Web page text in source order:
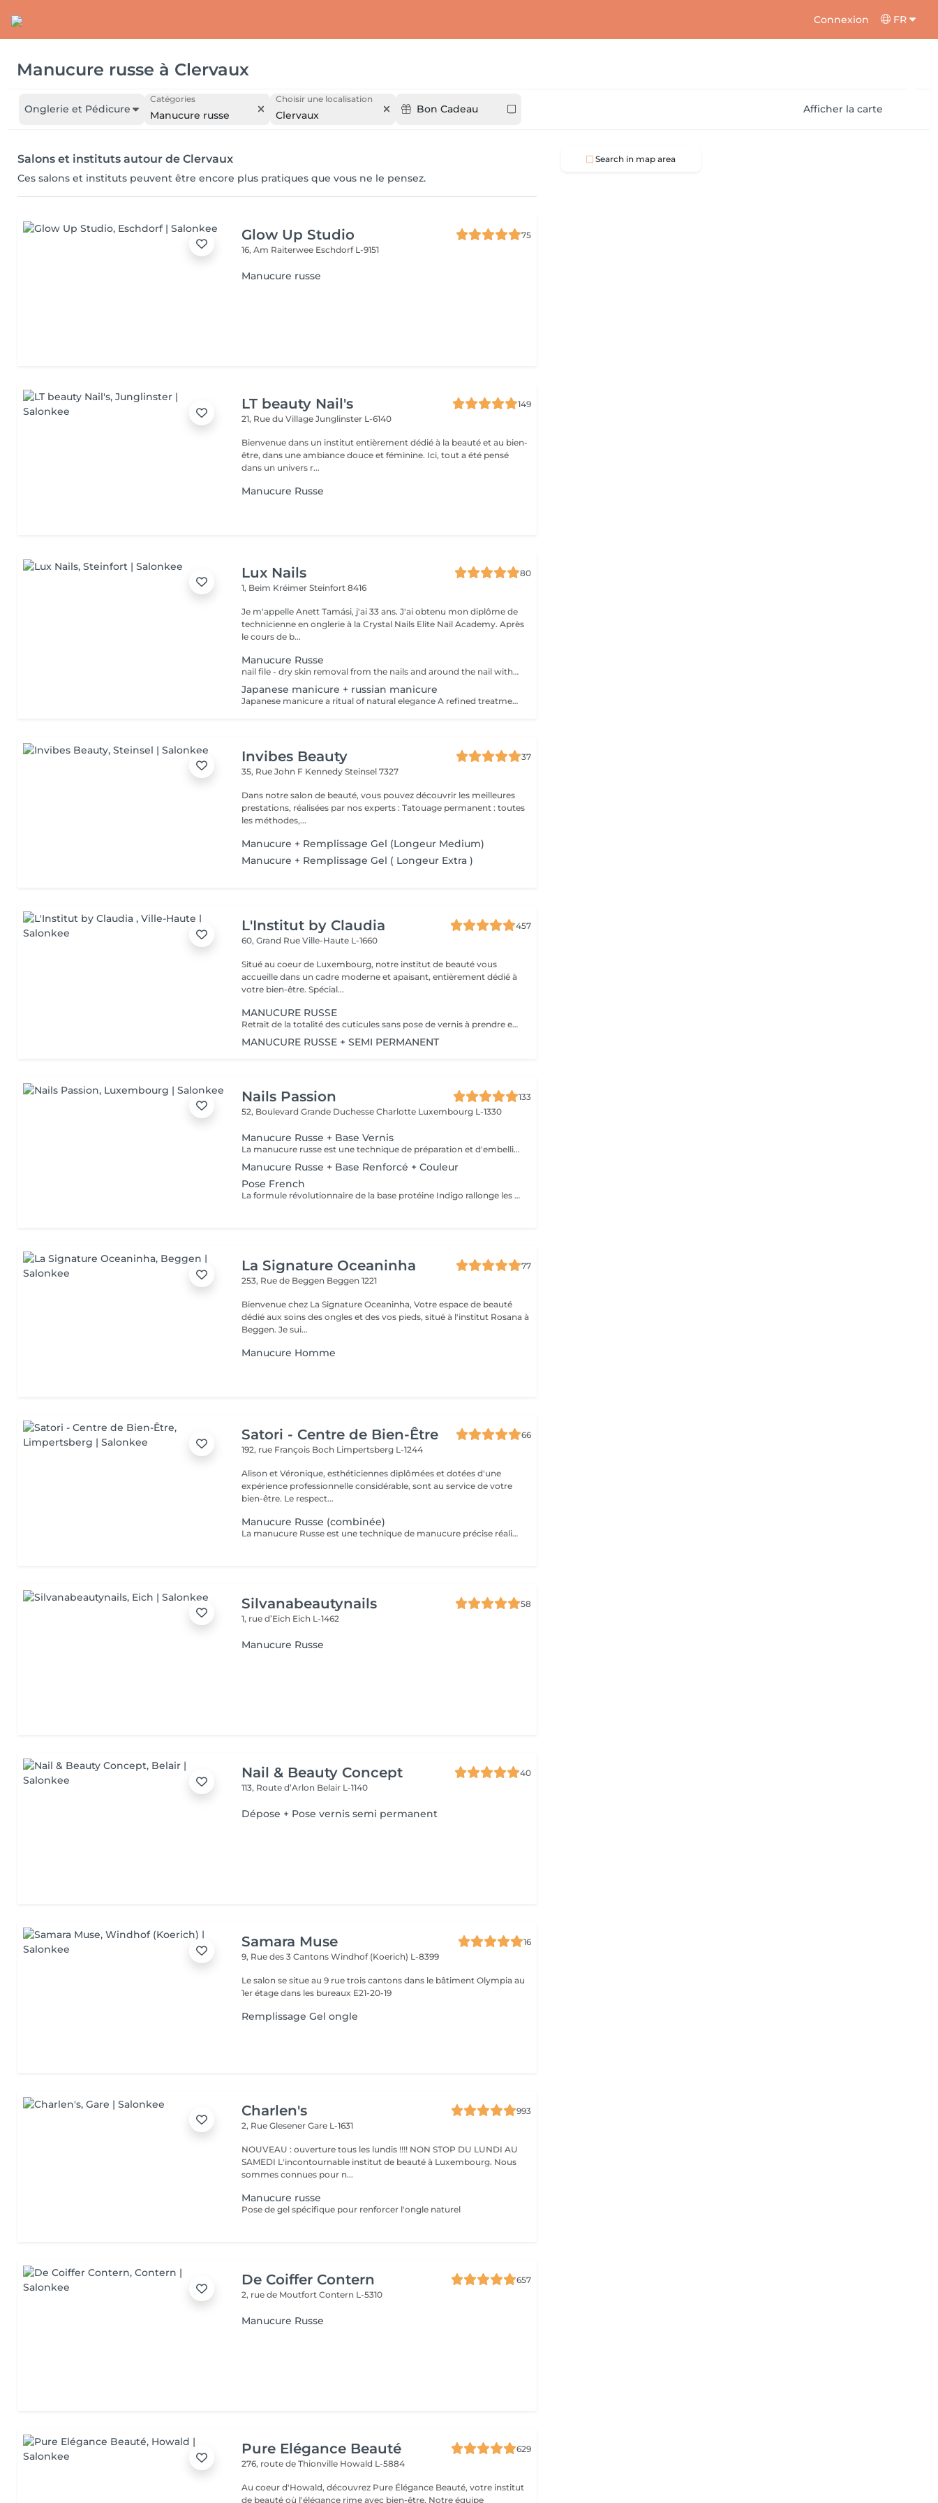
Connexion FR
Manucure russe à Clervaux
Onglerie et Pédicure
Catégories
Manucure russe
Choisir une localisation
Clervaux Bon Cadeau Afficher la carte
Salons et instituts autour de Clervaux
Ces salons et instituts peuvent être encore plus pratiques que vous ne le pensez.
Glow Up Studio
75
16, Am Raiterwee Eschdorf L-9151
Manucure russe
LT beauty Nail's
149
21, Rue du VillageJunglinster L-6140
Bienvenue dans un institut entièrement dédié à la beauté et au bien-
être, dans une ambiance douce et féminine. Ici, tout a été pensé
dans un univers r...
Manucure Russe
Lux Nails
80
1, Beim KréimerSteinfort 8416
Je m'appelle Anett Tamási, j'ai 33 ans. J'ai obtenu mon diplôme de
technicienne en onglerie à la Crystal Nails Elite Nail Academy. Après
le cours de b...
Manucure Russe
nail file - dry skin removal from the nails and around the nail with special bits and scissor - nail and skin moisturising I make Russian manicure, which is the most sophisticated technique. I remove the dead, dry skin from the nails and around the nails with special manicure bits and scissors. The result is a perfect nail and skin surface. You will feel as if somebody exchanged your hands.
Japanese manicure + russian manicure
Japanese manicure a ritual of natural elegance A refined treatment for those who cannot wear or choose not to wear gel polish or artificial nails and prefer a clean, natural, short style. Nails become beautifully cared for, smooth and naturally shiny without polish. This treatment uses a natural paste enriched with beeswax, keratin, vitamins and minerals. Premium care for your hands, which also includes a russian manicure for perfectly prepared cuticles. Ideal for weak, tired or brittle nails.
Invibes Beauty
37
35, Rue John F KennedySteinsel 7327
Dans notre salon de beauté, vous pouvez découvrir les meilleures
prestations, réalisées par nos experts : Tatouage permanent : toutes
les méthodes,...
Manucure + Remplissage Gel (Longeur Medium)
Manucure + Remplissage Gel ( Longeur Extra )
L'Institut by Claudia
457
60, Grand RueVille-Haute L-1660
Situé au coeur de Luxembourg, notre institut de beauté vous
accueille dans un cadre moderne et apaisant, entièrement dédié à
votre bien-être. Spécial...
MANUCURE RUSSE
Retrait de la totalité des cuticules sans pose de vernis à prendre en plus
MANUCURE RUSSE + SEMI PERMANENT
Nails Passion
133
52, Boulevard Grande Duchesse Charlotte Luxembourg L-1330
Manucure Russe + Base Vernis
La manucure russe est une technique de préparation et d'embellissement aussi précise qu'efficace, qui consiste à arranger et sculpter délicatement le contour de l'ongle à l'aide d'outils de précision spécialisés. Esthétique mais aussi pratique, ce travail à la base de l'ongle offre un résultat lisse et net : des contours parfaitement définis, des cuticules durablement éliminées, un gain de longueur... En bref, un aspect soigné pour résultat irréprochable. La formule révolutionnaire de la base protéine Indigo rallonge les ongles, les renforcent naturellement et répare les cassures. Le résultat ? De longs ongles fortifiés qui ne se fendent pas, un véritable soin précieux.
Manucure Russe + Base Renforcé + Couleur
Pose French
La formule révolutionnaire de la base protéine Indigo rallonge les ongles, les renforcent naturellement et répare les cassures. Le résultat ? De longs ongles fortifiés qui ne se fendent pas, un véritable soin précieux.
La Signature Oceaninha
77
253, Rue de Beggen Beggen 1221
Bienvenue chez La Signature Oceaninha, Votre espace de beauté
dédié aux soins des ongles et des vos pieds, situé à l'institut Rosana à
Beggen. Je sui...
Manucure Homme
Satori - Centre de Bien-Être
66
192, rue François Boch Limpertsberg L-1244
Alison et Véronique, esthéticiennes diplômées et dotées d'une
expérience professionnelle considérable, sont au service de votre
bien-être. Le respect...
Manucure Russe (combinée)
La manucure Russe est une technique de manucure précise réalisée à l'aide d'embouts adaptés pour nettoyer en profondeur les cuticules et le contour des ongles. Elle permet un rendu ultra net, propre et une finition impeccable. Idéale avant une pose de vernis semi-permanent ou gel.
Silvanabeautynails
58
1, rue d’Eich Eich L-1462
Manucure Russe
Nail & Beauty Concept
40
113, Route d’Arlon Belair L-1140
Dépose + Pose vernis semi permanent
Samara Muse
16
9, Rue des 3 CantonsWindhof (Koerich) L-8399
Le salon se situe au 9 rue trois cantons dans le bâtiment Olympia au
1er étage dans les bureaux E21-20-19
Remplissage Gel ongle
Charlen's
993
2, Rue GlesenerGare L-1631
NOUVEAU : ouverture tous les lundis !!!! NON STOP DU LUNDI AU
SAMEDI L'incontournable institut de beauté à Luxembourg. Nous
sommes connues pour n...
Manucure russe
Pose de gel spécifique pour renforcer l'ongle naturel
De Coiffer Contern
657
2, rue de MoutfortContern L-5310
Manucure Russe
Pure Elégance Beauté
629
276, route de Thionville Howald L-5884
Au coeur d'Howald, découvrez Pure Élégance Beauté, votre institut
de beauté où l'élégance rime avec bien-être. Notre équipe
Search in map area